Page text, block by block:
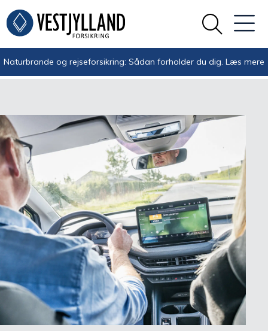
Naturbrande og rejseforsikring: Sådan forholder du dig. Læs mere